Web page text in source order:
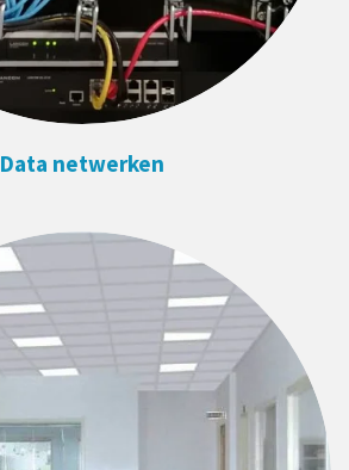
Data netwerken